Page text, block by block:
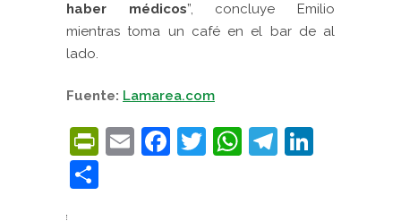
haber médicos”, concluye Emilio
mientras toma un café en el bar de al
lado.
Fuente: Lamarea.com
PrintFriendly
EmailFacebook
Twitter
WhatsApp